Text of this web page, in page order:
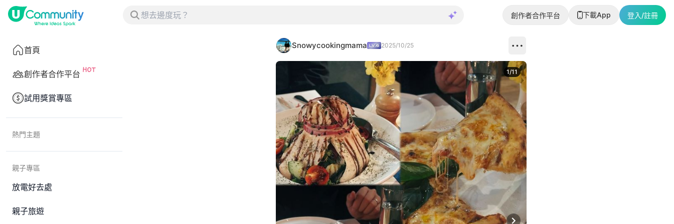
創作者合作平台 下載App 登入/註冊
首頁
創作者合作平台
試用獎賞專區
熱門主題
親子專區
放電好去處
親子旅遊
Snowycookingmama 2025/10/25
1/11